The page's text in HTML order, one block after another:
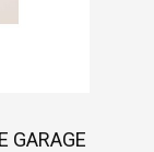
GARAGE